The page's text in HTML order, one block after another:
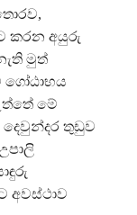
කරන අයුරු
මුත්
ගෝඨාභය
මේ
තුඩුව
අවස්ථාව